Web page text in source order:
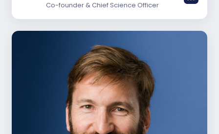
Co-founder & Chief Science Officer